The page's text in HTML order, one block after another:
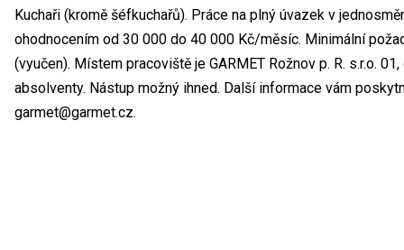
Kuchaři (kromě šéfkuchařů). Práce na plný úvazek v
ohodnocením od 30 000 do 40 000 Kč/měsíc. Minimální
(vyučen). Místem pracoviště je GARMET Rožnov p. R. s.r.o.
absolventy. Nástup možný ihned. Další informace vám
garmet@garmet.cz.